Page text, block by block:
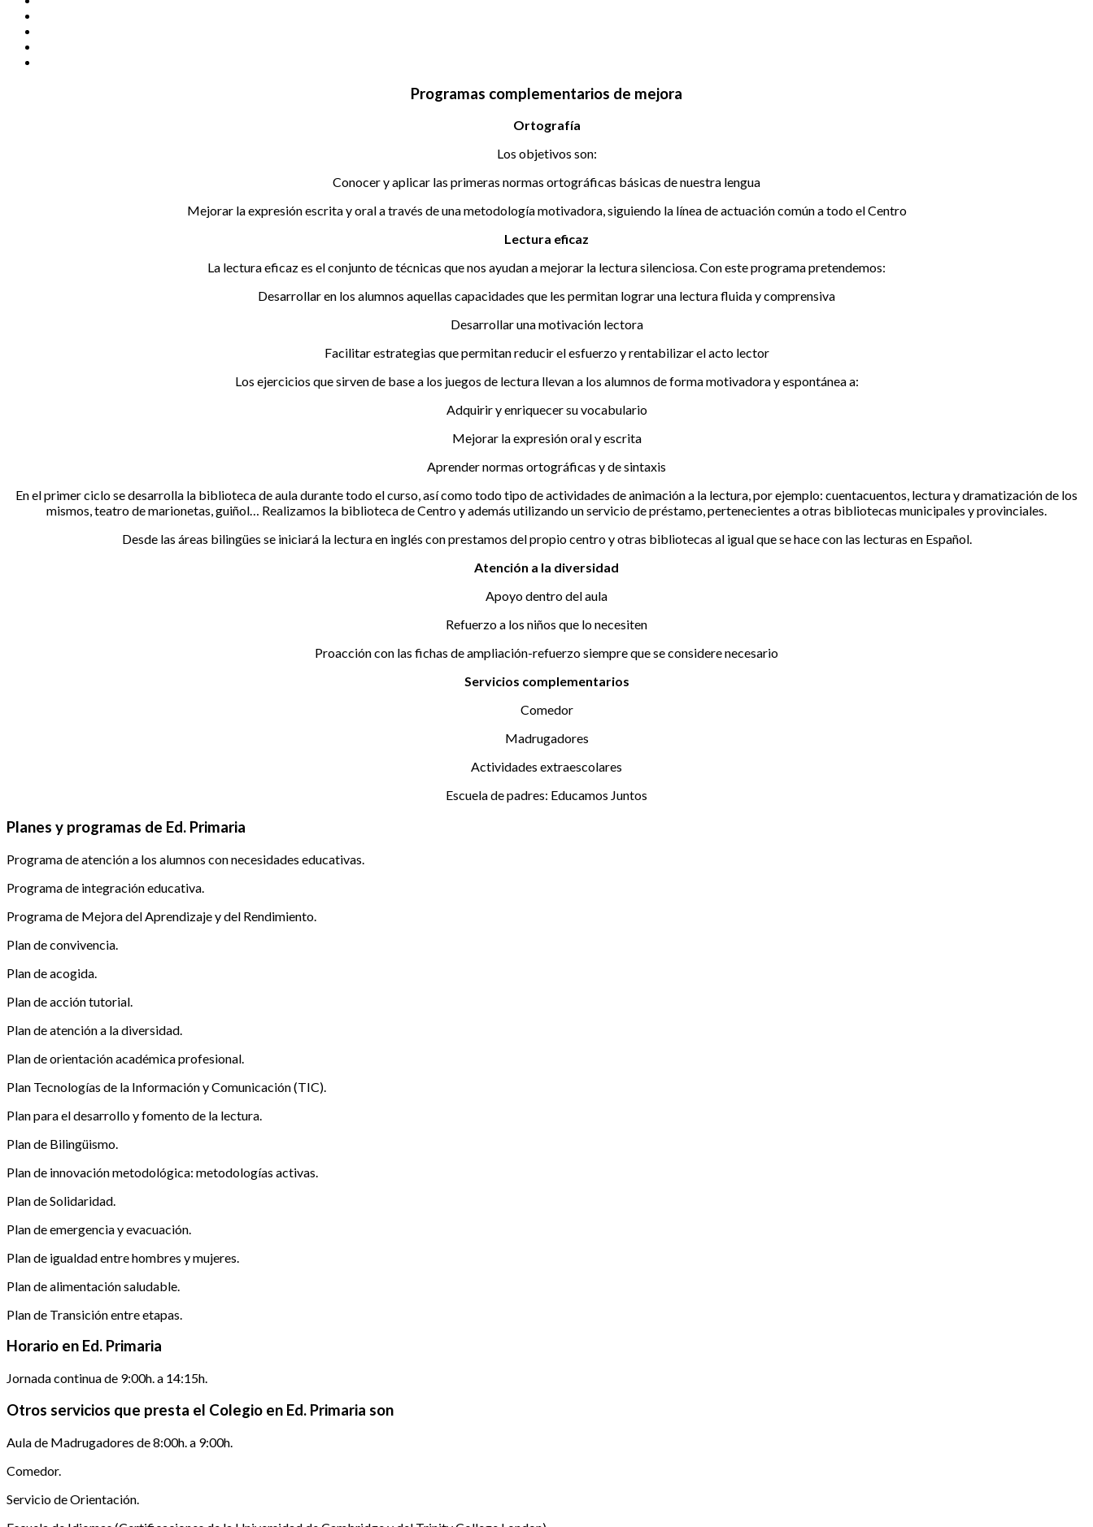
Programas complementarios de mejora
Ortografía
Los objetivos son:
Conocer y aplicar las primeras normas ortográficas básicas de nuestra lengua
Mejorar la expresión escrita y oral a través de una metodología motivadora, siguiendo la línea de actuación común a todo el Centro
Lectura eficaz
La lectura eficaz es el conjunto de técnicas que nos ayudan a mejorar la lectura silenciosa. Con este programa pretendemos:
Desarrollar en los alumnos aquellas capacidades que les permitan lograr una lectura fluida y comprensiva
Desarrollar una motivación lectora
Facilitar estrategias que permitan reducir el esfuerzo y rentabilizar el acto lector
Los ejercicios que sirven de base a los juegos de lectura llevan a los alumnos de forma motivadora y espontánea a:
Adquirir y enriquecer su vocabulario
Mejorar la expresión oral y escrita
Aprender normas ortográficas y de sintaxis
En el primer ciclo se desarrolla la biblioteca de aula durante todo el curso, así como todo tipo de actividades de animación a la lectura, por ejemplo: cuentacuentos, lectura y dramatización de los
mismos, teatro de marionetas, guiñol… Realizamos la biblioteca de Centro y además utilizando un servicio de préstamo, pertenecientes a otras bibliotecas municipales y provinciales.
Desde las áreas bilingües se iniciará la lectura en inglés con prestamos del propio centro y otras bibliotecas al igual que se hace con las lecturas en Español.
Atención a la diversidad
Apoyo dentro del aula
Refuerzo a los niños que lo necesiten
Proacción con las fichas de ampliación-refuerzo siempre que se considere necesario
Servicios complementarios
Comedor
Madrugadores
Actividades extraescolares
Escuela de padres: Educamos Juntos
Planes y programas de Ed. Primaria
Programa de atención a los alumnos con necesidades educativas.
Programa de integración educativa.
Programa de Mejora del Aprendizaje y del Rendimiento.
Plan de convivencia.
Plan de acogida.
Plan de acción tutorial.
Plan de atención a la diversidad.
Plan de orientación académica profesional.
Plan Tecnologías de la Información y Comunicación (TIC).
Plan para el desarrollo y fomento de la lectura.
Plan de Bilingüismo.
Plan de innovación metodológica: metodologías activas.
Plan de Solidaridad.
Plan de emergencia y evacuación.
Plan de igualdad entre hombres y mujeres.
Plan de alimentación saludable.
Plan de Transición entre etapas.
Horario en Ed. Primaria
Jornada continua de 9:00h. a 14:15h.
Otros servicios que presta el Colegio en Ed. Primaria son
Aula de Madrugadores de 8:00h. a 9:00h.
Comedor.
Servicio de Orientación.